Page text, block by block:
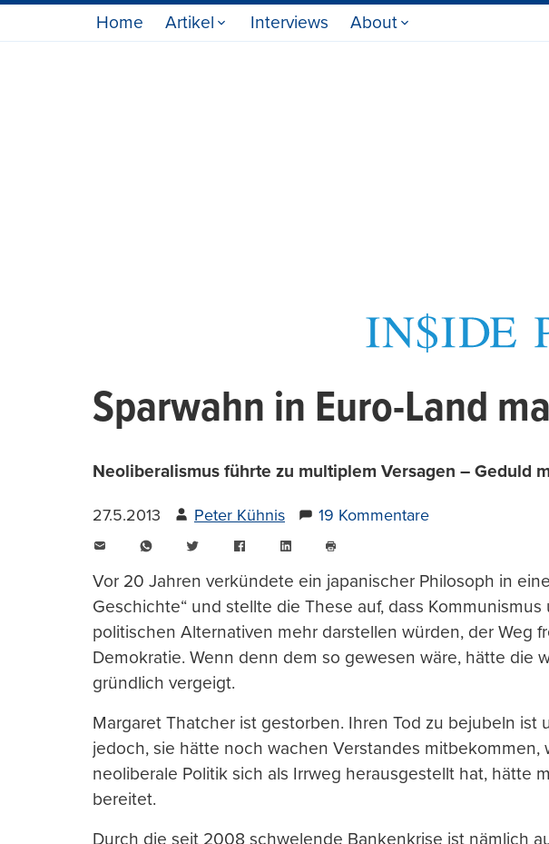
Home Artikel Interviews About
Sparwahn in Euro-Land
Neoliberalismus führte zu multiplem Versagen – Geduld
27.5.2013 Peter Kühnis 19 Kommentare
WhatsAppTwitter FacebookLinkedIn
drucken
Vor 20 Jahren verkündete ein japanischer Philosoph in
Geschichte“ und stellte die These auf, dass
politischen Alternativen mehr darstellen würden, der Weg
Demokratie. Wenn denn dem so gewesen wäre, hätte die
gründlich vergeigt.
Margaret Thatcher ist gestorben. Ihren Tod zu bejubeln ist
jedoch, sie hätte noch wachen Verstandes mitbekommen,
neoliberale Politik sich als Irrweg herausgestellt hat, hätte
bereitet.
Durch die seit 2008 schwelende Bankenkrise ist nämlich